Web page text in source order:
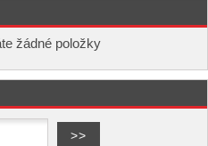
žádné položky